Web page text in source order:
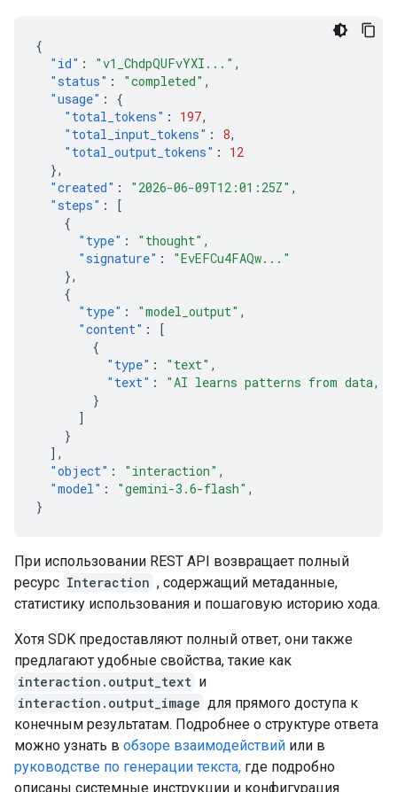
{
"id" : "v1_ChdpQUFvYXI..." ,
"status" : "completed" ,
"usage" :
{
"total_tokens" : 197,
"total_input_tokens" : 8,
"total_output_tokens" :
12
},
"created" : "2026-06-09T12:01:25Z" ,
"steps" :
[
{
"type" : "thought" ,
"signature" :
"EvEFCu4FAQw..."
},
{
"type" : "model_output" ,
"content" :
[
{
"type" : "text" ,
"text" :
"AI learns patterns from data,
}
]
}
],
"object" : "interaction" ,
"model" : "gemini-3.6-flash" ,
}
При использовании REST API возвращает полный
ресурс Interaction , содержащий метаданные,
статистику использования и пошаговую историю хода.
Хотя SDK предоставляют полный ответ, они также
предлагают удобные свойства, такие как
interaction.output_text и
interaction.output_image для прямого доступа к
конечным результатам. Подробнее о структуре ответа
можно узнать в обзоре взаимодействий или в
руководстве по генерации текста, где подробно
описаны системные инструкции и конфигурация